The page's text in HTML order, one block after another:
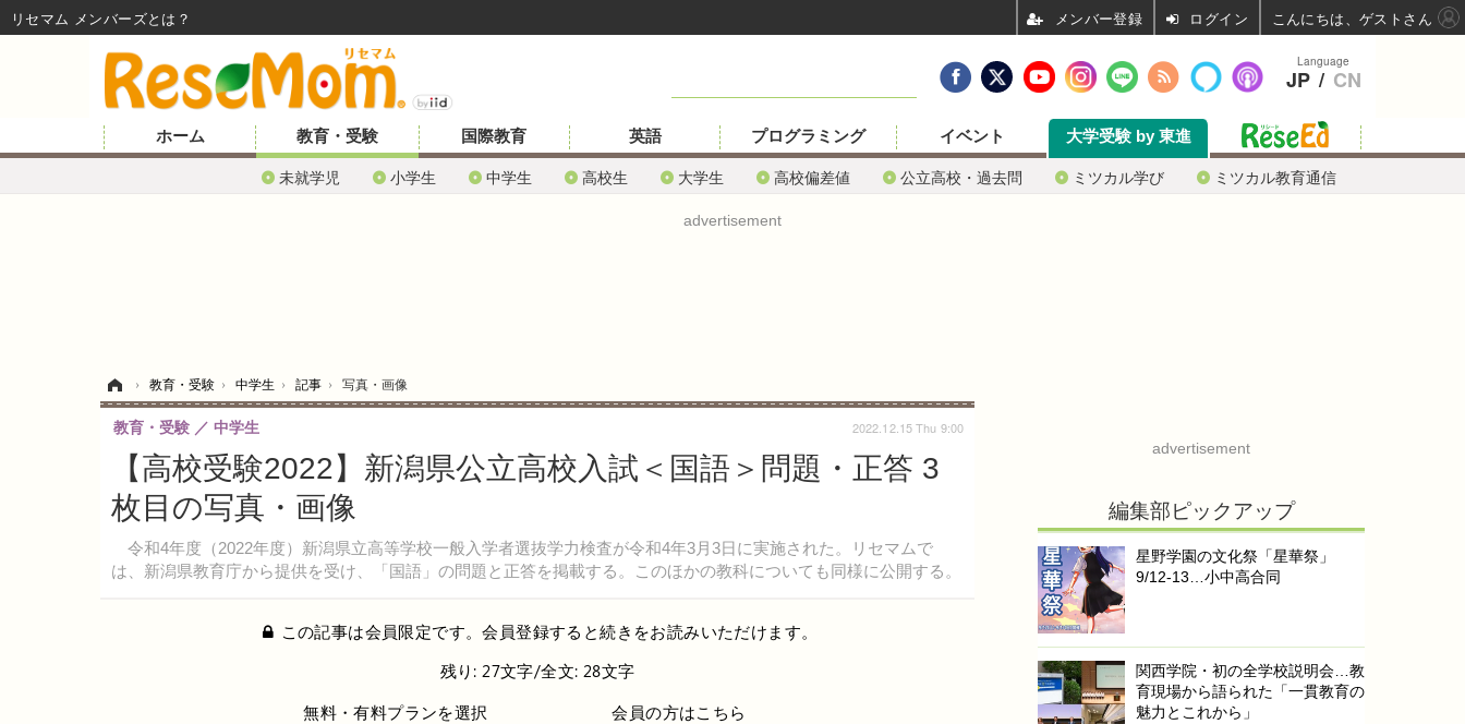
ホーム 教育・受験
未就学児 小学生 中学生 高校生 大学生 高校偏差値 公立高校・過去問 ミツカル学び ミツカル教育通信
国際教育 英語 プログラミング イベント 大学受験 by 東進
advertisement
› 教育・受験 › 中学生 › 記事 › 写真・画像
【高校受験2022】新潟県公立高校入試＜国語＞問題・正答 3
枚目の写真・画像
令和4年度（2022年度）新潟県立高等学校一般入学者選抜学力検査が令和4年3月3日に実施された。リセマムで
は、新潟県教育庁から提供を受け、「国語」の問題と正答を掲載する。このほかの教科についても同様に公開する。
教育・受験 中学生 2022.12.15 Thu 9:00
この記事は会員限定です。会員登録すると続きをお読みいただけます。
残り: 27文字/全文: 28文字
無料・有料プランを選択
会員の方はこちら
advertisement
編集部ピックアップ
星野学園の文化祭「星華祭」
9/12-13…小中高合同
関西学院・初の全学校説明会…教
育現場から語られた「一貫教育の
魅力とこれから」
Language
JP / CN
リセマム メンバーズ ログイン こんにちは、ゲストさん